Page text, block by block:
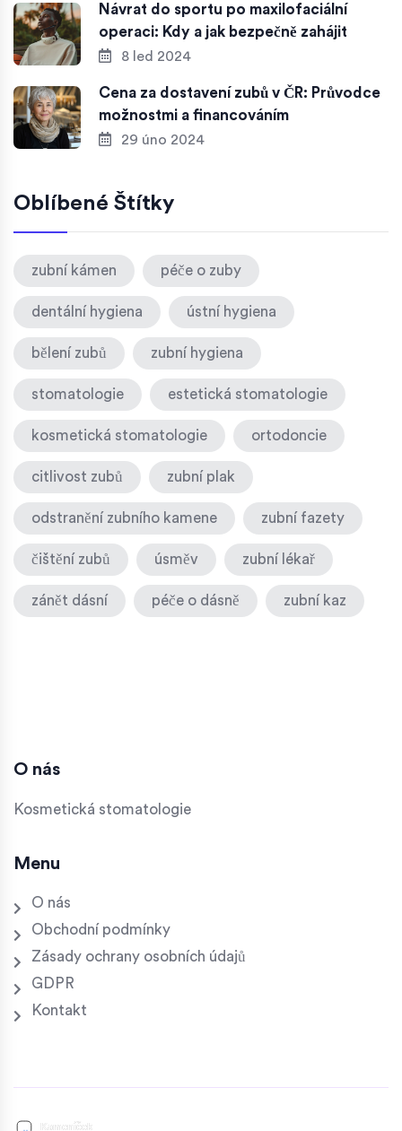
Návrat do sportu po maxilofaciální
operaci: Kdy a jak bezpečně zahájit
8 led 2024
Cena za dostavení zubů v ČR: Průvodce
možnostmi a financováním
29 úno 2024
Oblíbené Štítky
zubní kámen péče o zuby
dentální hygiena ústní hygiena
bělení zubů zubní hygiena
stomatologie estetická stomatologie
kosmetická stomatologie ortodoncie
citlivost zubů zubní plak
odstranění zubního kamene zubní fazety
čištění zubů úsměv zubní lékař
zánět dásní péče o dásně zubní kaz
O nás
Kosmetická stomatologie
Menu
O nás
Obchodní podmínky
Zásady ochrany osobních údajů
GDPR
Kontakt